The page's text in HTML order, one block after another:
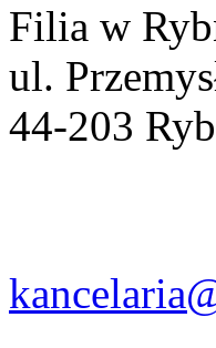
Filia w
ul.
44-203